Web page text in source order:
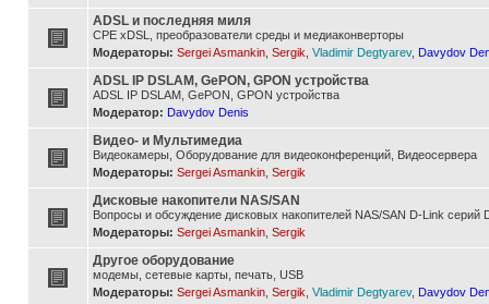
ADSL и последняя миля
CPE xDSL, преобразователи среды и медиаконверторы
Модераторы: Sergei Asmankin Sergik Vladimir Degtyarev, Davydov
ADSL IP DSLAM, GePON, GPON устройства
ADSL IP DSLAM, GePON, GPON устройства
Модератор: Davydov Denis
Видео- и Мультимедиа
Видеокамеры, Оборудование для видеоконференций, Видеосервера
Модераторы: Sergei Asmankin Sergik
Дисковые накопители NAS/SAN
Вопросы и обсуждение дисковых накопителей NAS/SAN D-Link серий
Модераторы: Sergei Asmankin Sergik
Другое оборудование
модемы, сетевые карты, печать, USB
Модераторы: Sergei Asmankin Sergik Vladimir Degtyarev, Davydov